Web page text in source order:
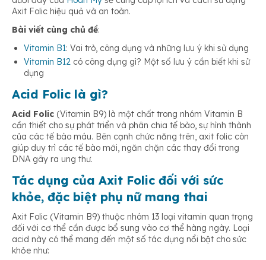
Axit Folic hiệu quả và an toàn.
Bài viết cùng chủ đề:
Vitamin B1: Vai trò, công dụng và những lưu ý khi sử dụng
Vitamin B12 có công dụng gì? Một số lưu ý cần biết khi sử
dụng
Acid Folic là gì?
Acid Folic (Vitamin B9) là một chất trong nhóm Vitamin B
cần thiết cho sự phát triển và phân chia tế bào, sự hình thành
của các tế bào máu. Bên cạnh chức năng trên, axit folic còn
giúp duy trì các tế bào mới, ngăn chặn các thay đổi trong
DNA gây ra ung thư.
Tác dụng của Axit Folic đối với sức
khỏe, đặc biệt phụ nữ mang thai
Axit Folic (Vitamin B9) thuộc nhóm 13 loại vitamin quan trọng
đối với cơ thể cần được bổ sung vào cơ thể hàng ngày. Loại
acid này có thể mang đến một số tác dụng nổi bật cho sức
khỏe như: